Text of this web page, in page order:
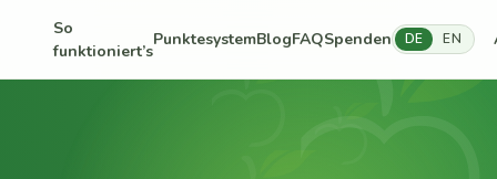
So
funktioniert’s
PunktesystemBlogFAQSpenden DE EN